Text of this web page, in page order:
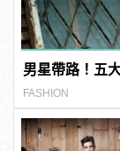
男星帶路！五
FASHION